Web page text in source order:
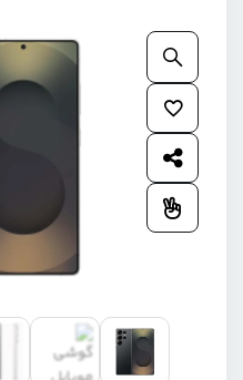
بزرگنمایی محصول
افزودن به مقایسه